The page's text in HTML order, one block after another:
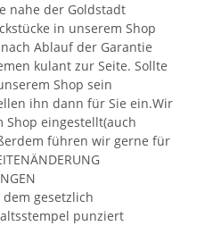
nahe der Goldstadt
in unserem Shop
Ablauf der Garantie
kulant zur Seite. Sollte
Shop sein
ihn dann für Sie ein.Wir
eingestellt(auch
führen wir gerne für
gesetzlich
punziert